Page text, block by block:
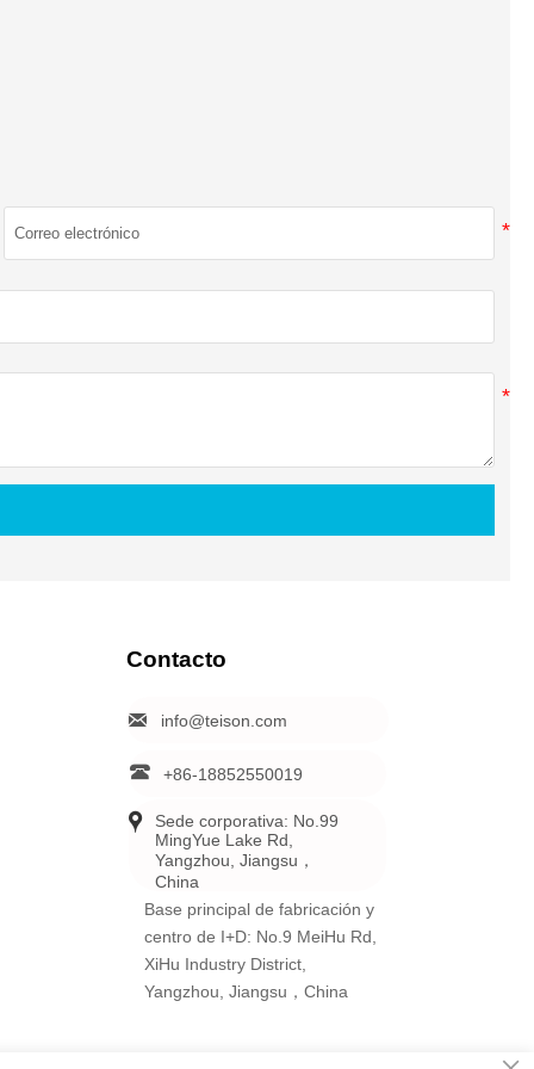
Contacto
 info@teison.com
 +86-18852550019

Sede corporativa: No.99
MingYue Lake Rd,
Yangzhou, Jiangsu，
China
Base principal de fabricación y
centro de I+D: No.9 MeiHu Rd,
XiHu Industry District,
Yangzhou, Jiangsu，China